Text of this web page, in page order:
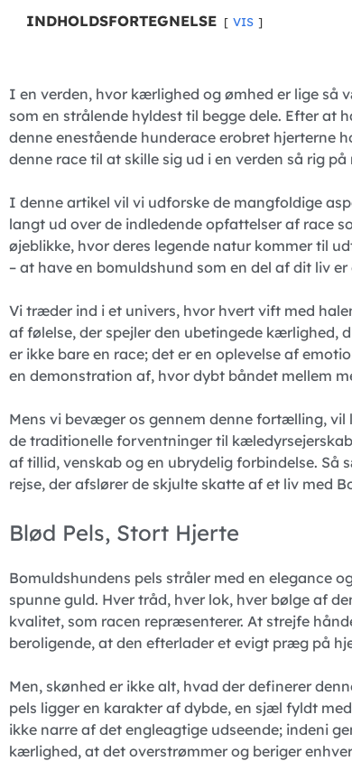
INDHOLDSFORTEGNELSE VIS
I en verden, hvor kærlighed og ømhed er lige så
som en strålende hyldest til begge dele. Efter at
denne enestående hunderace erobret hjerterne
denne race til at skille sig ud i en verden så rig
I denne artikel vil vi udforske de mangfoldige
langt ud over de indledende opfattelser af race
øjeblikke, hvor deres legende natur kommer til
– at have en bomuldshund som en del af dit liv
Vi træder ind i et univers, hvor hvert vift med
af følelse, der spejler den ubetingede kærlighed,
er ikke bare en race; det er en oplevelse af
en demonstration af, hvor dybt båndet mellem
Mens vi bevæger os gennem denne fortælling,
de traditionelle forventninger til
af tillid, venskab og en ubrydelig forbindelse. Så
rejse, der afslører de skjulte skatte af et liv med
Blød Pels, Stort Hjerte
Bomuldshundens pels stråler med en elegance
spunne guld. Hver tråd, hver lok, hver bølge af
kvalitet, som racen repræsenterer. At strejfe
beroligende, at den efterlader et evigt præg på
Men, skønhed er ikke alt, hvad der definerer
pels ligger en karakter af dybde, en sjæl fyldt
ikke narre af det engleagtige udseende; indeni
kærlighed, at det overstrømmer og beriger